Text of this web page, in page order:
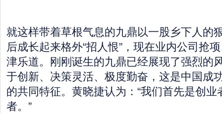
就这样带着草根气息的九鼎以一股乡下人的
后成长起来格外“招人恨”，现在业内公司抢
津乐道。刚刚诞生的九鼎已经展现了强烈的
于创新、决策灵活、极度勤奋，这是中国成
的共同特征。黄晓捷认为：“我们首先是创
者。”